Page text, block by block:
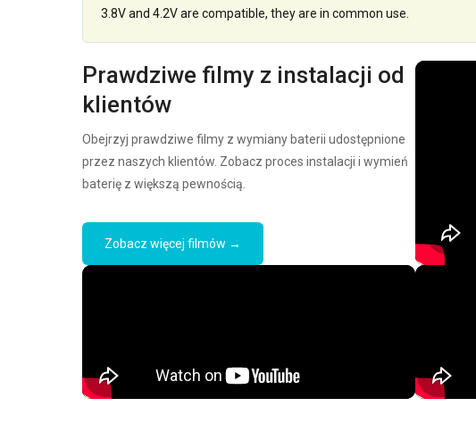
3.8V and 4.2V are compatible, they are in common use.
Prawdziwe filmy z instalacji od
klientów
Obejrzyj prawdziwe filmy z wymiany baterii udostępnione
przez naszych klientów. Zobacz proces instalacji i wymień
baterię z większą pewnością.
Zobacz więcej filmów →